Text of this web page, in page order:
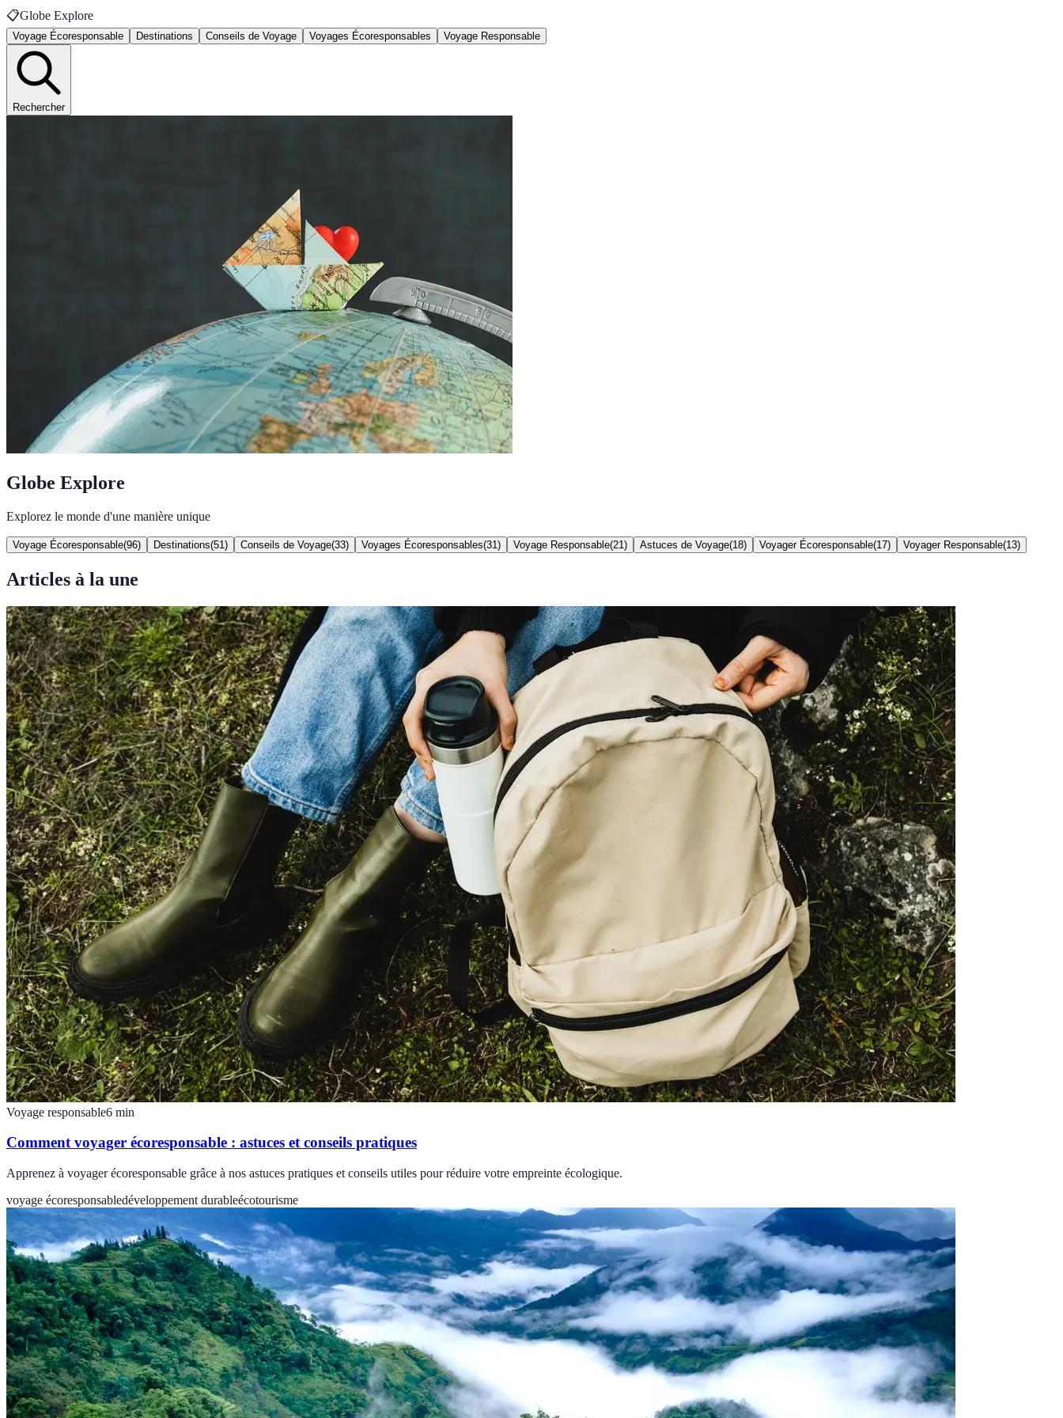
📋Globe Explore
Voyage Écoresponsable Destinations Conseils de Voyage Voyages Écoresponsables Voyage Responsable
Rechercher
Globe Explore
Explorez le monde d'une manière unique
Voyage Écoresponsable(96) Destinations(51 ) Conseils de Voyage(33) Voyages Écoresponsables(31 ) Voyage Responsable(21 ) Astuces de Voyage(18) Voyager Écoresponsable(17) Voyager Responsable(13)
Articles à la une
Voyage responsable6 min
Comment voyager écoresponsable : astuces et conseils pratiques
Apprenez à voyager écoresponsable grâce à nos astuces pratiques et conseils utiles pour réduire votre empreinte écologique.
voyage écoresponsabledéveloppement durableécotourisme